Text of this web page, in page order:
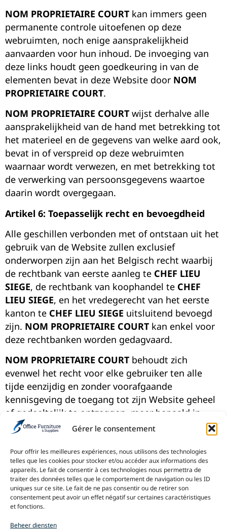
Gérer le consentement
Pour offrir les meilleures expériences, nous utilisons des technologies
telles que les cookies pour stocker et/ou accéder aux informations des
appareils. Le fait de consentir à ces technologies nous permettra de
traiter des données telles que le comportement de navigation ou les ID
uniques sur ce site. Le fait de ne pas consentir ou de retirer son
consentement peut avoir un effet négatif sur certaines caractéristiques
et fonctions.
Beheer diensten
NOM PROPRIETAIRE COURT kan immers geen
permanente controle uitoefenen op deze
webruimten, noch enige aansprakelijkheid
aanvaarden voor hun inhoud. De invoeging van
deze links houdt geen goedkeuring in van de
elementen bevat in deze Website door NOM
PROPRIETAIRE COURT.
NOM PROPRIETAIRE COURT wijst derhalve alle
aansprakelijkheid van de hand met betrekking tot
het materieel en de gegevens van welke aard ook,
bevat in of verspreid op deze webruimten
waarnaar wordt verwezen, en met betrekking tot
de verwerking van persoonsgegevens waartoe
daarin wordt overgegaan.
Artikel 6: Toepasselijk recht en bevoegdheid
Alle geschillen verbonden met of ontstaan uit het
gebruik van de Website zullen exclusief
onderworpen zijn aan het Belgisch recht waarbij
de rechtbank van eerste aanleg te CHEF LIEU
SIEGE, de rechtbank van koophandel te CHEF
LIEU SIEGE, en het vredegerecht van het eerste
kanton te CHEF LIEU SIEGE uitsluitend bevoegd
zijn. NOM PROPRIETAIRE COURT kan enkel voor
deze rechtbanken worden gedagvaard.
NOM PROPRIETAIRE COURT behoudt zich
evenwel het recht voor elke gebruiker ten alle
tijde eenzijdig en zonder voorafgaande
kennisgeving de toegang tot zijn Website geheel
of gedeeltelijk te ontzeggen, meer bepaald in
geval van een duidelijke schending van de
Het gebruik van de Website is niet toegelaten in
de landen waar het geheel van de onderhavige
bepalingen, met inbegrip van deze paragraaf, niet
van toepassing is.
Indien U niet akkoord kan gaan met de inhoud